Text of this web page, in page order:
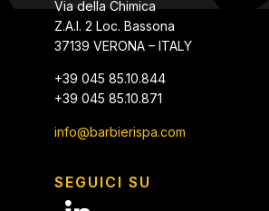
Via della Chimica
Z.A.I. 2 Loc. Bassona
37139 VERONA – ITALY
+39 045 85.10.844
+39 045 85.10.871
info@barbierispa.com
SEGUICI SU